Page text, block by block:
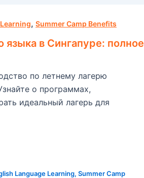
, Summer Camp Benefits
языка в Сингапуре: полное
по летнему лагерю
о программах,
идеальный лагерь для
Language Learning, Summer Camp